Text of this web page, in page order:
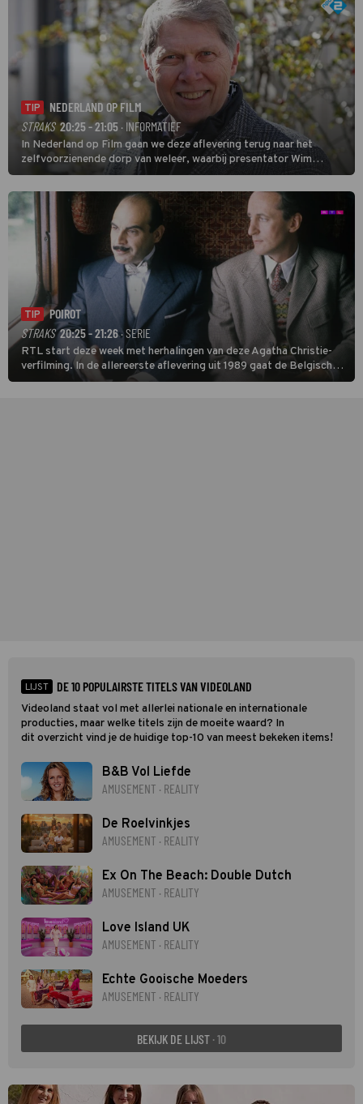
TIP
NEDERLAND OP FILM
STRAKS 20:25 - 21:05 · INFORMATIEF
In Nederland op Film gaan we deze aflevering terug naar het
zelfvoorzienende dorp van weleer, waarbij presentator Wim
Daniëls de kijkers meeneemt op reis door de tijd aan de hand van
unieke amateurbeelden uit verschillende decennia. (HH)
TIP
POIROT
STRAKS 20:25 - 21:26· SERIE
RTL start deze week met herhalingen van deze Agatha Christie-
verfilming. In de allereerste aflevering uit 1989 gaat de Belgische
speurder op zoek naar een vermiste kok. Poirot raakt al snel
LIJST DE 10 POPULAIRSTE TITELS VAN VIDEOLAND
Videoland staat vol met allerlei nationale en internationale
producties, maar welke titels zijn de moeite waard? In
dit overzicht vind je de huidige top-10 van meest bekeken items!
B&B Vol Liefde
AMUSEMENT · REALITY
De Roelvinkjes
AMUSEMENT · REALITY
Ex On The Beach: Double Dutch
AMUSEMENT · REALITY
Love Island UK
AMUSEMENT · REALITY
Echte Gooische Moeders
AMUSEMENT · REALITY
BEKIJK DE LIJST · 10